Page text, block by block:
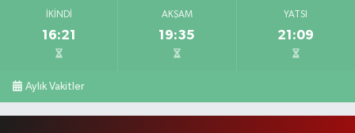
İKINDI
16:21
AKŞAM
19:35
YATSI
21:09
Aylık Vakitler